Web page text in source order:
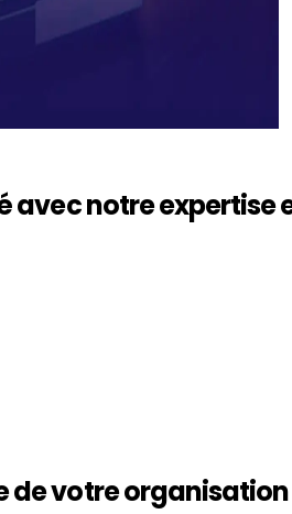
avec notre expertise
de votre organisation